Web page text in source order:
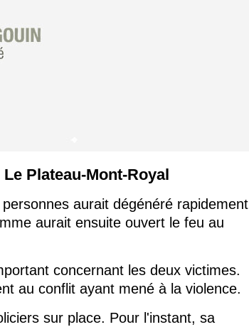
Plateau-Mont-Royal
aurait dégénéré rapidement
aurait ensuite ouvert le feu au
concernant les deux victimes.
au conflit ayant mené à la violence.
sur place. Pour l'instant, sa